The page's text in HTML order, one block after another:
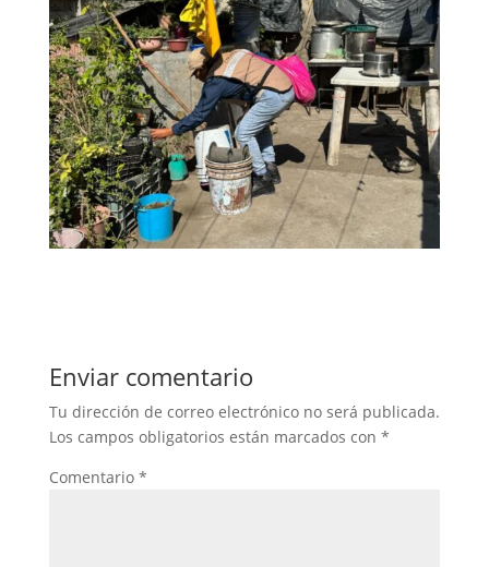
Enviar comentario
Tu dirección de correo electrónico no será publicada.
Los campos obligatorios están marcados con *
Comentario *